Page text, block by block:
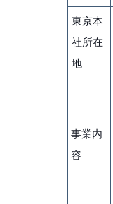
東京本
社所在
地
事業内
容